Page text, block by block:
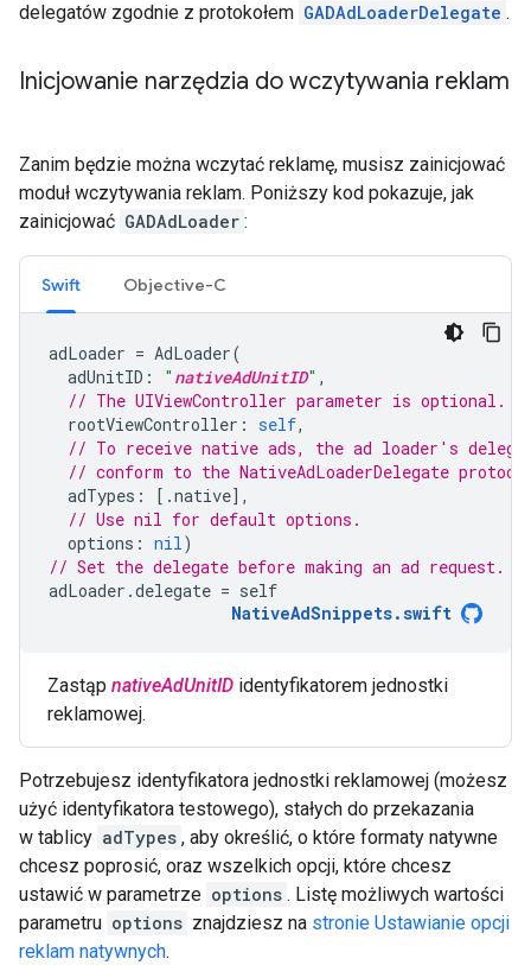
delegatów zgodnie z protokołem GADAdLoaderDelegate .
Inicjowanie narzędzia do wczytywania reklam
Zanim będzie można wczytać reklamę, musisz zainicjować
moduł wczytywania reklam. Poniższy kod pokazuje, jak
zainicjować GADAdLoader :
Swift Objective-C
adLoader = AdLoader(
adUnitID : " nativeAdUnitID" ,
// The UIViewController parameter is optional.
rootViewController : self,
// To receive native ads, the ad loader's
// conform to the NativeAdLoaderDelegate
adTypes : [.native],
// Use nil for default options.
options : nil)
// Set the delegate before making an ad request.
adLoader .delegate = self
NativeAdSnippets.swift
Zastąp nativeAdUnitID identyfikatorem jednostki
reklamowej.
Potrzebujesz identyfikatora jednostki reklamowej (możesz
użyć identyfikatora testowego), stałych do przekazania
w tablicy adTypes , aby określić, o które formaty natywne
chcesz poprosić, oraz wszelkich opcji, które chcesz
ustawić w parametrze options . Listę możliwych wartości
parametru options znajdziesz na stronie Ustawianie opcji
reklam natywnych.